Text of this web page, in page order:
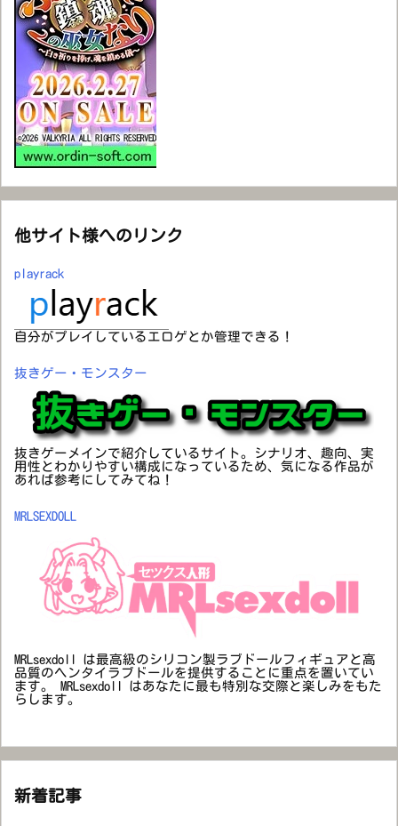
他サイト様へのリンク
playrack
自分がプレイしているエロゲとか管理できる！
抜きゲー・モンスター
抜きゲーメインで紹介しているサイト。シナリオ、趣向、実
用性とわかりやすい構成になっているため、気になる作品が
あれば参考にしてみてね！
MRLSEXDOLL
MRLsexdoll は最高級のシリコン製ラブドールフィギュアと高
品質のヘンタイラブドールを提供することに重点を置いてい
ます。 MRLsexdoll はあなたに最も特別な交際と楽しみをもた
らします。
新着記事